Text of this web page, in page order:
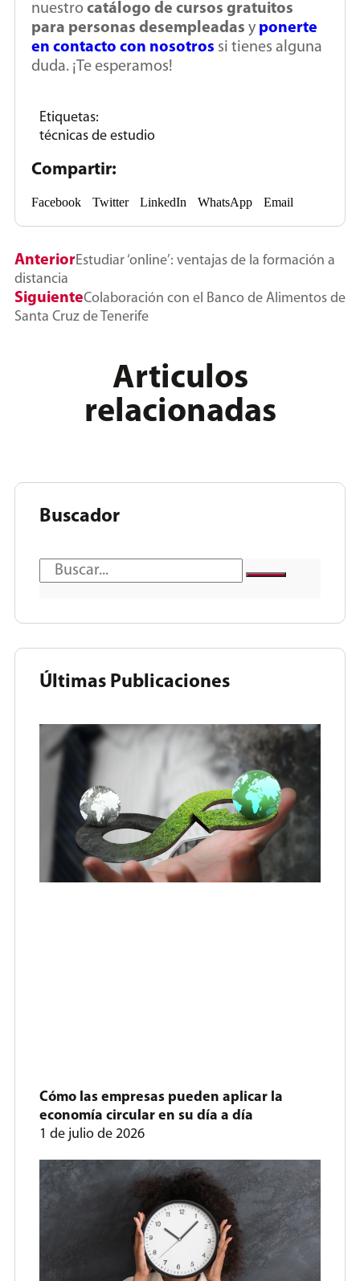
nuestro catálogo de cursos gratuitos
para personas desempleadas y ponerte
en contacto con nosotros si tienes alguna
duda. ¡Te esperamos!
Etiquetas:
técnicas de estudio
Compartir:
Facebook Twitter LinkedIn WhatsApp Email
AnteriorEstudiar ‘online’: ventajas de la formación a
distancia
SiguienteColaboración con el Banco de Alimentos de
Santa Cruz de Tenerife
Articulos
relacionadas
Buscador
Últimas Publicaciones
Cómo las empresas pueden aplicar la
economía circular en su día a día
1 de julio de 2026